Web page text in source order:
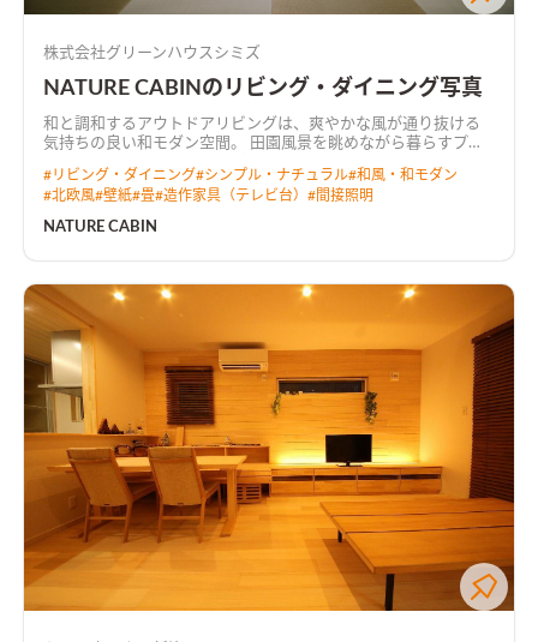
株式会社グリーンハウスシミズ
NATURE CABINのリビング・ダイニング写真
和と調和するアウトドアリビングは、爽やかな風が通り抜ける
気持ちの良い和モダン空間。 田園風景を眺めながら暮らすプラ
#リビング・ダイニング#シンプル・ナチュラル#和風・和モダン
#北欧風#壁紙#畳#造作家具（テレビ台） #間接照明
NATURE CABIN